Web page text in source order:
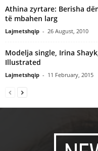
Athina zyrtare: Berisha
të mbahen larg
Lajmetshqip - 26 August, 2010
Modelja single, Irina
Illustrated
Lajmetshqip - 11 February, 2015